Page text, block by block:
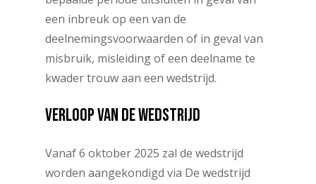
een inbreuk op een van de
deelnemingsvoorwaarden of in geval van
misbruik, misleiding of een deelname te
kwader trouw aan een wedstrijd.
VERLOOPVANDEWEDSTRIJD
Vanaf 6 oktober 2025 zal de wedstrijd
worden aangekondigd via De wedstrijd